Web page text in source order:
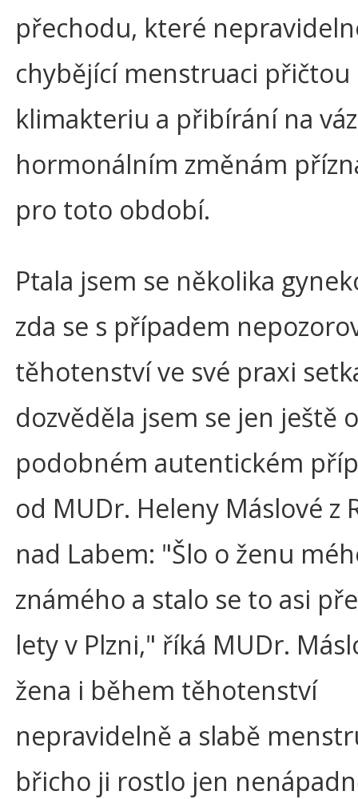
přechodu, které
chybějící menstruaci přičtou
klimakteriu a přibírání na
hormonálním změnám
pro toto období.
Ptala jsem se několika
zda se s případem
těhotenství ve své praxi
dozvěděla jsem se jen ještě
podobném autentickém
od MUDr. Heleny Máslové z
nad Labem: "Šlo o ženu
známého a stalo se to asi
lety v Plzni," říká MUDr.
žena i během těhotenství
nepravidelně a slabě
břicho ji rostlo jen